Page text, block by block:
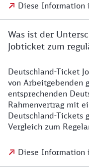
Diese Information
Was ist der
Jobticket zum
Deutschland-Ticket
von Arbeitgebenden
entsprechenden
Rahmenvertrag mit
Deutschland-Tickets
Vergleich zum
Diese Information